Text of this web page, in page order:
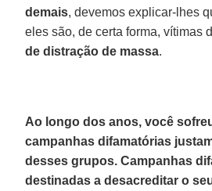
demais, devemos explicar-lhes
eles são, de certa forma, vítimas
de distração de massa.
Ao longo dos anos, você
campanhas difamatórias
desses grupos. Campanhas
destinadas a desacreditar o